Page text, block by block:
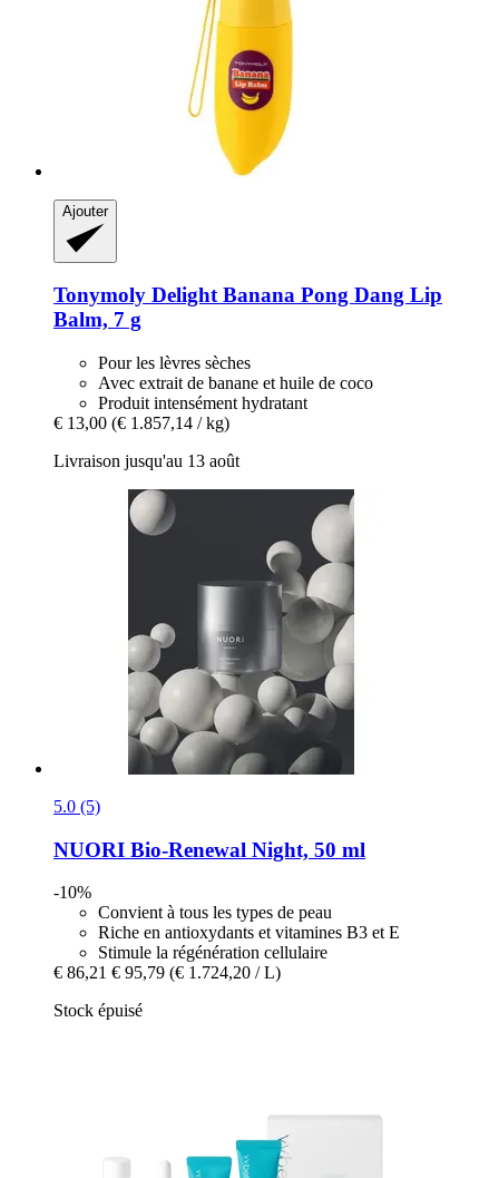
Ajouter
Tonymoly Delight Banana Pong Dang Lip
Balm, 7 g
Pour les lèvres sèches
Avec extrait de banane et huile de coco
Produit intensément hydratant
€ 13,00 (€ 1.857,14 / kg)
Livraison jusqu'au 13 août
5.0 (5)
NUORI Bio-​Renewal Night, 50 ml
-10%
Convient à tous les types de peau
Riche en antioxydants et vitamines B3 et E
Stimule la régénération cellulaire
€ 86,21 € 95,79 (€ 1.724,20 / L)
Stock épuisé